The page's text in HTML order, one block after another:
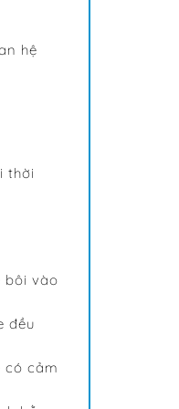
hệ
thời
bôi vào
đều
có cảm